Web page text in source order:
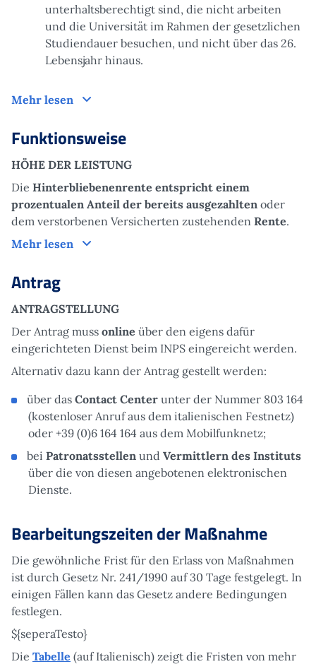
unterhaltsberechtigt sind, die nicht arbeiten
und die Universität im Rahmen der gesetzlichen
Studiendauer besuchen, und nicht über das 26.
Lebensjahr hinaus.
Mehr lesen Zielgruppe
Funktionsweise
HÖHE DER LEISTUNG
Die Hinterbliebenenrente entspricht einem
prozentualen Anteil der bereits ausgezahlten oder
dem verstorbenen Versicherten zustehenden Rente.
Mehr lesen
Funktionsweise
Antrag
ANTRAGSTELLUNG
Der Antrag muss online über den eigens dafür
eingerichteten Dienst beim INPS eingereicht werden.
Alternativ dazu kann der Antrag gestellt werden:
über das Contact Center unter der Nummer 803 164
(kostenloser Anruf aus dem italienischen Festnetz)
oder +39 (0)6 164 164 aus dem Mobilfunknetz;
bei Patronatsstellen und Vermittlern des Instituts
über die von diesen angebotenen elektronischen
Dienste.
Bearbeitungszeiten der Maßnahme
Die gewöhnliche Frist für den Erlass von Maßnahmen
ist durch Gesetz Nr. 241/1990 auf 30 Tage festgelegt. In
einigen Fällen kann das Gesetz andere Bedingungen
festlegen.
${seperaTesto}
Die Tabelle (auf Italienisch) zeigt die Fristen von mehr